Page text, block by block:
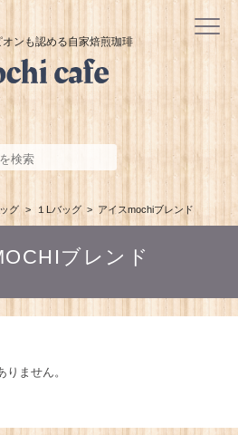
ンも認める自家焙煎珈琲
グ １Lバッグ アイスmochiブレンド
ブレンド
ません。